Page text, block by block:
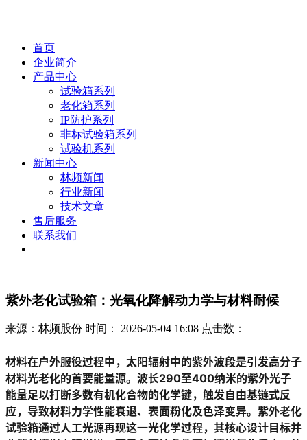
首页
企业简介
产品中心
试验箱系列
老化箱系列
IP防护系列
非标试验箱系列
试验机系列
新闻中心
林频新闻
行业新闻
技术文章
售后服务
联系我们
紫外老化试验箱：光氧化降解动力学与材料耐候
来源：林频股份 时间： 2026-05-04 16:08 点击数：
材料在户外服役过程中，太阳辐射中的紫外波段是引发高分子
材料光老化的首要能量源。波长290至400纳米的紫外光子
能量足以打断多数有机化合物的化学键，触发自由基链式反
应，导致材料力学性能衰退、表面粉化及色泽变异。紫外老化
试验箱通过人工光源再现这一光化学过程，其核心设计目标并